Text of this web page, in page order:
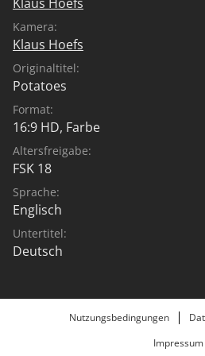
Kamera:
Klaus Hoefs
Originaltitel:
Potatoes
Format:
16:9 HD, Farbe
Altersfreigabe:
FSK 18
Sprache:
Englisch
Untertitel:
Deutsch
Nutzungsbedingungen
Impressum